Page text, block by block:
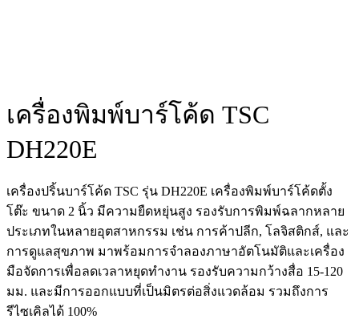
เครื่องพิมพ์บาร์โค้ด TSC
DH220E
เครื่องปริ้นบาร์โค้ด TSC รุ่น DH220E เครื่องพิมพ์บาร์โค้ดตั้ง
โต๊ะ ขนาด 2 นิ้ว มีความยืดหยุ่นสูง รองรับการพิมพ์ฉลากหลาย
ประเภทในหลายอุตสาหกรรม เช่น การค้าปลีก, โลจิสติกส์, และ
การดูแลสุขภาพ มาพร้อมการจำลองภาษาอัตโนมัติและเครื่อง
มือจัดการเพื่อลดเวลาหยุดทำงาน รองรับความกว้างสื่อ 15-120
มม. และมีการออกแบบที่เป็นมิตรต่อสิ่งแวดล้อม รวมถึงการ
รีไซเคิลได้ 100%